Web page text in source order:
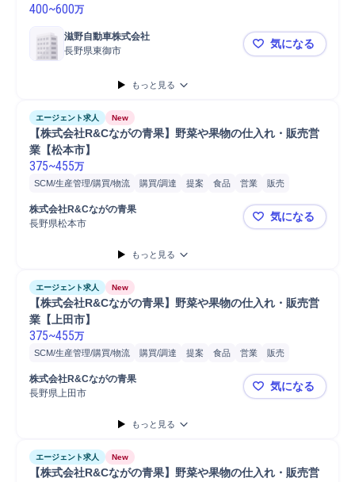
400~600万
滋野自動車株式会社
長野県東御市
【建機のソ
気になる
もっと見る
エージェント求人 New
【株式会社R&Cながの青果】野菜や果物の仕入れ・販売営
業【松本市】
375~455万
SCM/生産管理/購買/物流 購買/調達 提案 食品 営業
販売
自動車/輸送機器
自動車/輸送機械
株式会社R&Cながの青果
長野県松本市
【株式会社
気になる
もっと見る
エージェント求人 New
【株式会社R&Cながの青果】野菜や果物の仕入れ・販売営
業【上田市】
375~455万
SCM/生産管理/購買/物流 購買/調達 提案 食品 営業
販売
自動車/輸送機器
自動車/輸送機械
株式会社R&Cながの青果
長野県上田市
【株式会社
気になる
もっと見る
エージェント求人 New
【株式会社R&Cながの青果】野菜や果物の仕入れ・販売営